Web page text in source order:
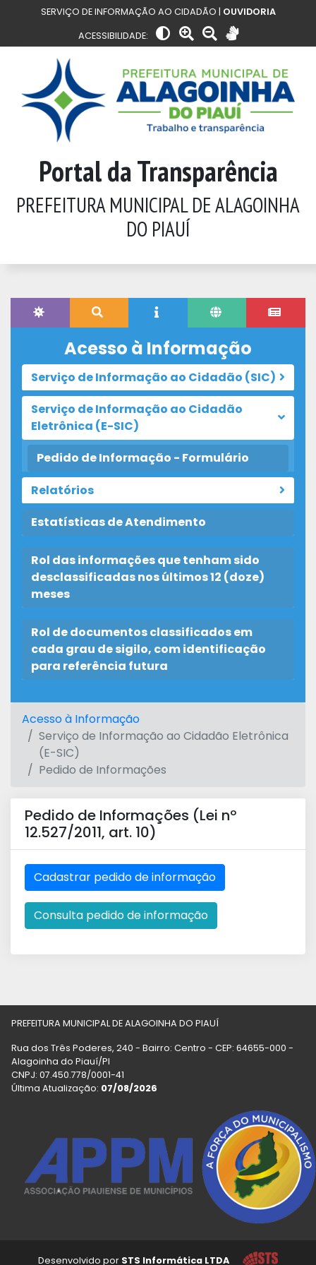
SERVIÇO DE INFORMAÇÃO AO CIDADÃO | OUVIDORIA
ACESSIBILIDADE:
Portal da Transparência
PREFEITURA MUNICIPAL DE ALAGOINHA
DO PIAUÍ
Acesso à Informação
Serviço de Informação ao Cidadão (SIC)
Serviço de Informação ao Cidadão
Eletrônica (E-SIC)
Pedido de Informação - Formulário
Relatórios
Estatísticas de Atendimento
Rol das informações que tenham sido
desclassificadas nos últimos 12 (doze)
meses
Rol de documentos classificados em
cada grau de sigilo, com identificação
para referência futura
Acesso à Informação
Serviço de Informação ao Cidadão Eletrônica
(E-SIC)
Pedido de Informações
Pedido de Informações (Lei nº
12.527/2011, art. 10)
Cadastrar pedido de informação
Consulta pedido de informação
PREFEITURA MUNICIPAL DE ALAGOINHA DO PIAUÍ
Rua dos Três Poderes, 240 - Bairro: Centro - CEP: 64655-000 -
Alagoinha do Piauí/PI
CNPJ: 07.450.778/0001-41
Última Atualização: 07/08/2026
Desenvolvido por STS Informática LTDA